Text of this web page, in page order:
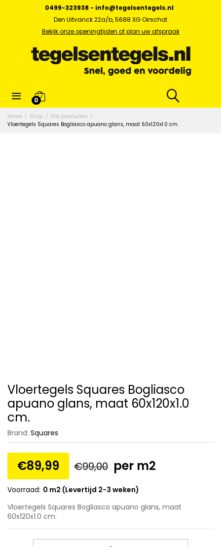
0499-323938 - info@tegelsentegels.nl
Den Uitvanck 22a/b, 5688 XG Oirschot
Bekijk onze openingtijden of plan uw afspraak
0
Home / Shop / Alle producten /
Vloertegels Squares Bogliasco apuano glans, maat 60x120x1.0 cm.
Vloertegels Squares Bogliasco
apuano glans, maat 60x120x1.0
cm.
Brand: Squares
€89,99 €99,00 per m2
Voorraad: 0 m2 (Levertijd 2-3 weken)
Vloertegels Squares Bogliasco apuano glans, maat
60x120x1.0 cm.